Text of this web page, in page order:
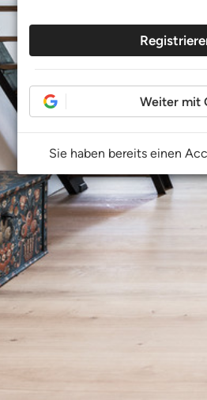
Weiter mit
Sie haben bereits einen